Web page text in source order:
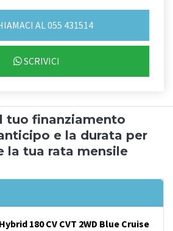
AL 055 431514
SCRIVICI
tuo finanziamento
e la durata per
la tua rata mensile
180 CV CVT 2WD Blue Cruise